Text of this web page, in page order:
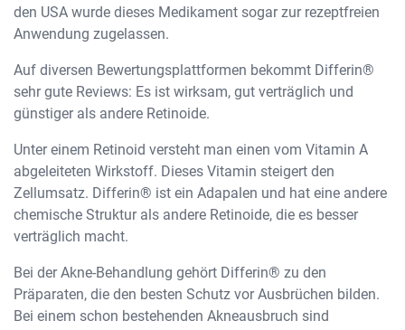
den USA wurde dieses Medikament sogar zur rezeptfreien
Anwendung zugelassen.
Auf diversen Bewertungsplattformen bekommt Differin®
sehr gute Reviews: Es ist wirksam, gut verträglich und
günstiger als andere Retinoide.
Unter einem Retinoid versteht man einen vom Vitamin A
abgeleiteten Wirkstoff. Dieses Vitamin steigert den
Zellumsatz. Differin® ist ein Adapalen und hat eine andere
chemische Struktur als andere Retinoide, die es besser
verträglich macht.
Bei der Akne-Behandlung gehört Differin® zu den
Präparaten, die den besten Schutz vor Ausbrüchen bilden.
Bei einem schon bestehenden Akneausbruch sind